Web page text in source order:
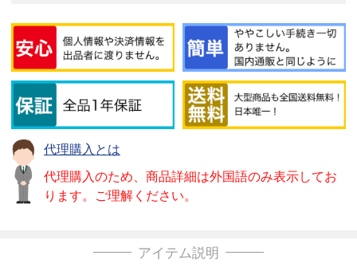
代理購入とは
代理購入のため、商品詳細は外国語のみ表示してお
ります。ご理解ください。
アイテム説明